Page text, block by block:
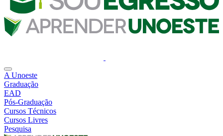
A Unoeste
Graduação
EAD
Pós-Graduação
Cursos Técnicos
Cursos Livres
Pesquisa